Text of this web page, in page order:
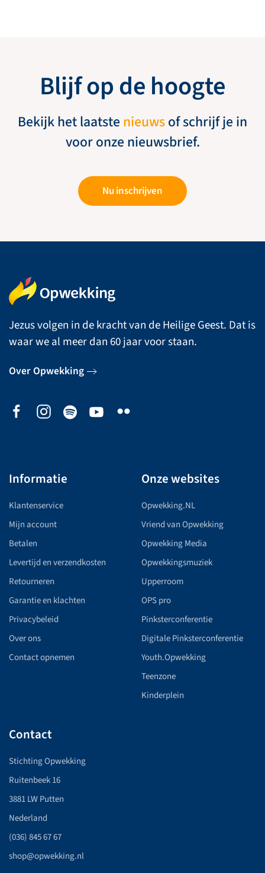
Blijf op de hoogte
Bekijk het laatste nieuwsof schrijf je in
voor onze nieuwsbrief.
Nu inschrijven
Jezus volgen in de kracht van de Heilige Geest. Dat is
waar we al meer dan 60 jaar voor staan.
Over Opwekking
Informatie
Klantenservice
Mijn account
Betalen
Levertijd en verzendkosten
Retourneren
Garantie en klachten
Privacybeleid
Over ons
Contact opnemen
Onze websites
Opwekking.NL
Vriend van Opwekking
Opwekking Media
Opwekkingsmuziek
Upperroom
OPS pro
Pinksterconferentie
Digitale Pinksterconferentie
Youth.Opwekking
Teenzone
Kinderplein
Contact
Stichting Opwekking
Ruitenbeek 16
3881 LW Putten
Nederland
(036) 845 67 67
shop@opwekking.nl